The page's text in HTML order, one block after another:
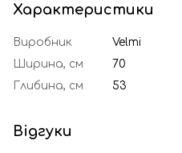
Характеристики
Виробник
Velmi
Ширина, см
70
Глибина, см
53
Відгуки